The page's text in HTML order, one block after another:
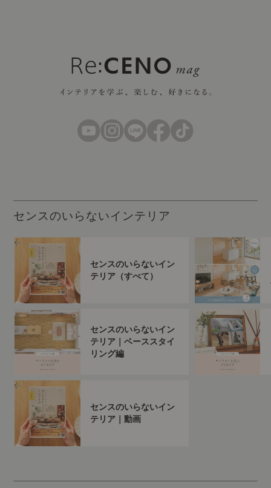
センスのいらないインテリア
センスのいらないイン
テリア（すべて）
センスのいらないイン
テリア｜ベーススタイ
リング編
センスのいらないイン
テリア｜動画